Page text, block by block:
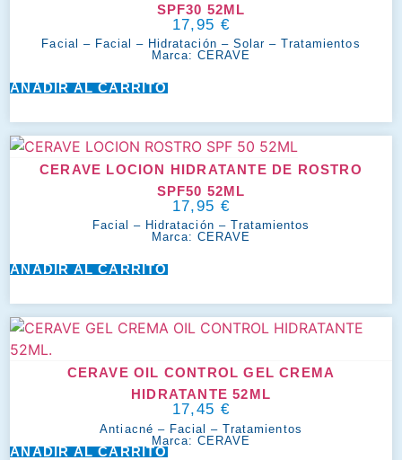
SPF30 52ML
17,95 €
Facial – Facial – Hidratación – Solar–Tratamientos
Marca:CERAVE
AÑADIR AL CARRITO
CERAVE LOCION HIDRATANTE DE ROSTRO
SPF50 52ML
17,95 €
Facial – Hidratación – Tratamientos
Marca:CERAVE
AÑADIR AL CARRITO
CERAVE OIL CONTROL GEL CREMA
HIDRATANTE 52ML
17,45 €
Antiacné – Facial –Tratamientos
Marca:CERAVE
AÑADIR AL CARRITO